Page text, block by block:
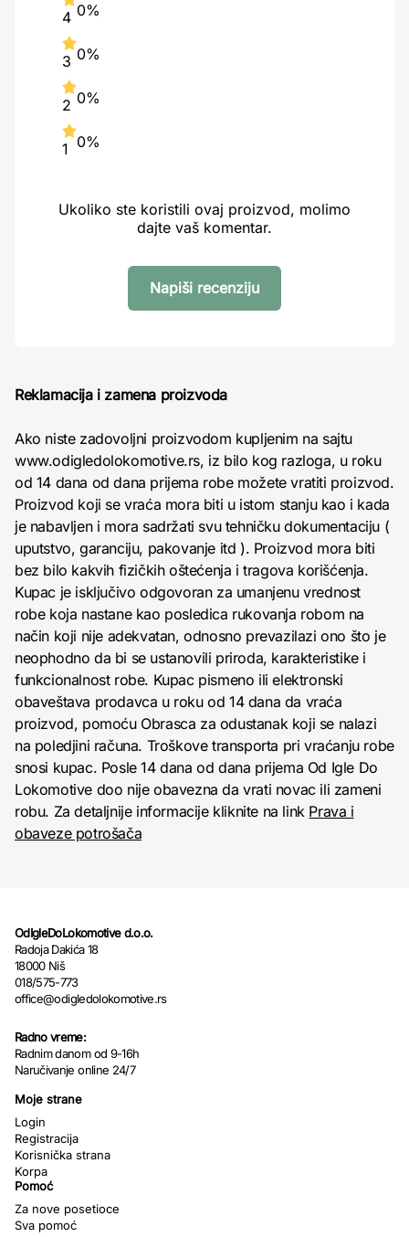
4 0%
3 0%
2 0%
1 0%
Ukoliko ste koristili ovaj proizvod, molimo
dajte vaš komentar.
Napiši recenziju
Reklamacija i zamena proizvoda
Ako niste zadovoljni proizvodom kupljenim na sajtu
www.odigledolokomotive.rs, iz bilo kog razloga, u roku
od 14 dana od dana prijema robe možete vratiti proizvod.
Proizvod koji se vraća mora biti u istom stanju kao i kada
je nabavljen i mora sadržati svu tehničku dokumentaciju (
uputstvo, garanciju, pakovanje itd ). Proizvod mora biti
bez bilo kakvih fizičkih oštećenja i tragova korišćenja.
Kupac je isključivo odgovoran za umanjenu vrednost
robe koja nastane kao posledica rukovanja robom na
način koji nije adekvatan, odnosno prevazilazi ono što je
neophodno da bi se ustanovili priroda, karakteristike i
funkcionalnost robe. Kupac pismeno ili elektronski
obaveštava prodavca u roku od 14 dana da vraća
proizvod, pomoću Obrasca za odustanak koji se nalazi
na poledjini računa. Troškove transporta pri vraćanju robe
snosi kupac. Posle 14 dana od dana prijema Od Igle Do
Lokomotive doo nije obavezna da vrati novac ili zameni
robu. Za detaljnije informacije kliknite na link Prava i
obaveze potrošača
OdIgleDoLokomotive d.o.o.
Radoja Dakića 18
18000 Niš
018/575-773
office@odigledolokomotive.rs
Radno vreme:
Radnim danom od 9-16h
Naručivanje online 24/7
Moje strane
Login
Registracija
Korisnička strana
Korpa
Pomoć
Za nove posetioce
Sva pomoć